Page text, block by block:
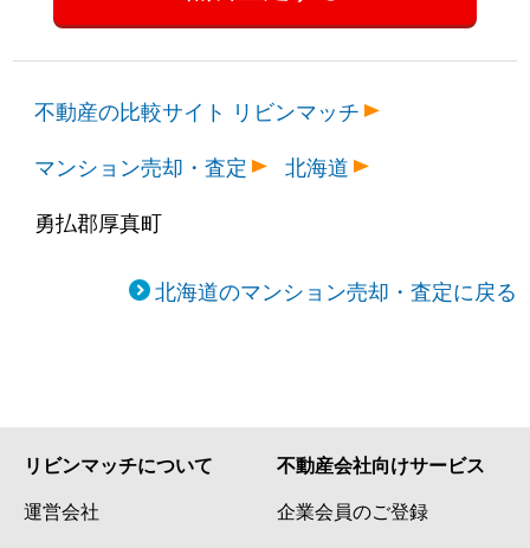
不動産の比較サイト リビンマッチ
マンション売却・査定
北海道
勇払郡厚真町
北海道のマンション売却・査定に戻る
リビンマッチについて
運営会社
不動産会社向けサービス
企業会員のご登録